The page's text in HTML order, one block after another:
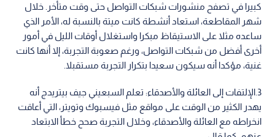
كبيرا في تصفح منشورات شبكات التواصل حتى وقت متأخر. خلال
شهر المقاطعة، استعاد أنشطة كانت ميتة بالنسبة له، الأمر الذي
ساعده مثلا على الاستيقاظ مبكرا واستغلال أوقات الليل في أمور
أخرى أفضل من شبكات التواصل، ورغم صعوبة التجربة، إلا أنها كانت
غنية، مؤكدا أنه سيكون سعيدا بتكرار التجربة مستقبلا.
3.الإلتفات إلى العائلة والأصدقاء: تعلم السبعيني جيف بيتريدج أنه
يهدر الكثير من الوقت على مواقع مثل فيسبوك وتويتر، التي أعاقت
انخراطه مع العائلة والأصدقاء، وخلال التجربة صحح خطأ الابتعاد